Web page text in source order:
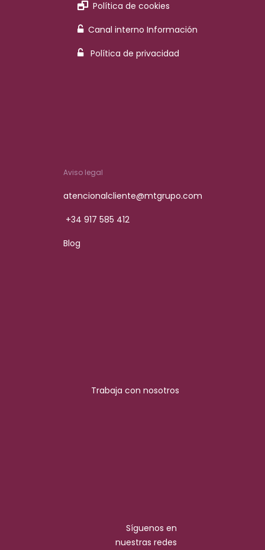
Política de cookies
Canal interno Información
Política de privacidad
Aviso legal
atencionalcliente@mtgrupo.com
+34 917 585 412
Blog
Trabaja con nosotros
Síguenos en
nuestras redes